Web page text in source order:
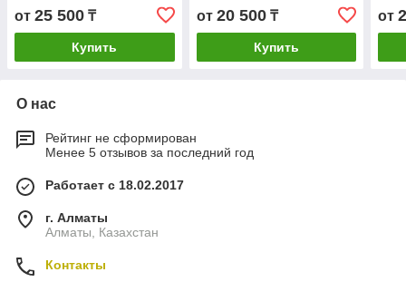
от 25 500 ₸
Купить
от 20 500₸
Купить
от
О нас
Рейтинг не сформирован
Менее 5 отзывов за последний год
Работает с 18.02.2017
г. Алматы
Алматы, Казахстан
Контакты